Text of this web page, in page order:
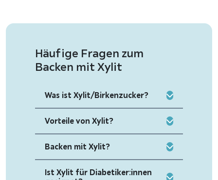
Häufige Fragen zum
Backen mit Xylit
Was ist Xylit/Birkenzucker?
Vorteile von Xylit?
Backen mit Xylit?
Ist Xylit für Diabetiker:innen